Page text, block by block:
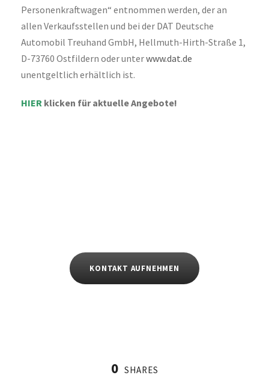
Personenkraftwagen“ entnommen werden, der an
allen Verkaufsstellen und bei der DAT Deutsche
Automobil Treuhand GmbH, Hellmuth-Hirth-Straße 1,
D-73760 Ostfildern oder unterwww.dat.de
unentgeltlich erhältlich ist.
HIER klicken für aktuelle Angebote!
KONTAKT AUFNEHMEN
0 SHARES